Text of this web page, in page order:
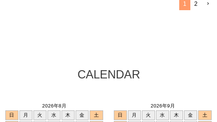
1 2
CALENDAR
2026年8月
日
月 火 水 木 金
土
2026年9月
日
月 火 水 木 金
土